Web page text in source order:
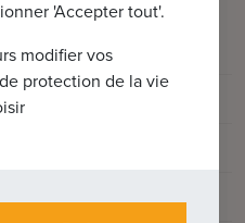
Gistelse Steenweg 190 bus
00.02
Appartement
268m
'Accepter tout'.
modifier vos
protection de la vie